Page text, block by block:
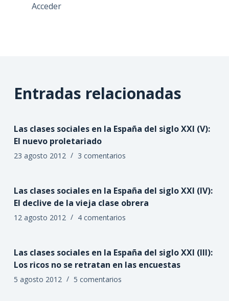
Acceder
Entradas relacionadas
Las clases sociales en la España del siglo XXI (V):
El nuevo proletariado
23 agosto 2012 3 comentarios
Las clases sociales en la España del siglo XXI (IV):
El declive de la vieja clase obrera
12 agosto 2012 4 comentarios
Las clases sociales en la España del siglo XXI (III):
Los ricos no se retratan en las encuestas
5 agosto 2012 5 comentarios